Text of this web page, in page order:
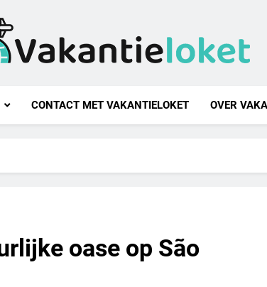
CONTACT MET VAKANTIELOKET OVER
oase op São